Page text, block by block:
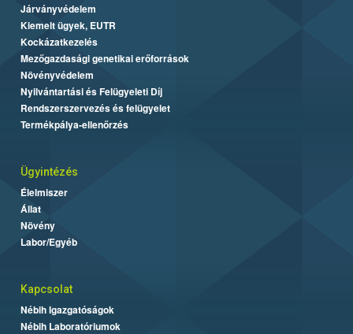
Járványvédelem
Kiemelt ügyek, EUTR
Kockázatkezelés
Mezőgazdasági genetikai erőforrások
Növényvédelem
Nyilvántartási és Felügyeleti Díj
Rendszerszervezés és felügyelet
Termékpálya-ellenőrzés
Ügyintézés
Élelmiszer
Állat
Növény
Labor/Egyéb
Kapcsolat
Nébih Igazgatóságok
Nébih Laboratóriumok